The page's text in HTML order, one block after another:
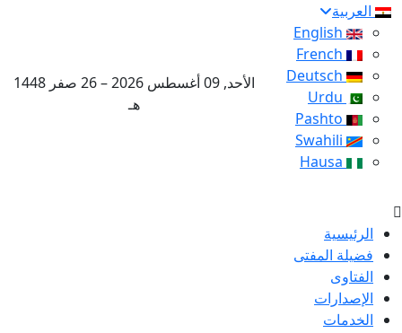
العربية
الأحد, 09 أغسطس 2026 – 26 صفر 1448
هـ
الرئيسية
فضيلة المفتى
الفتاوى
الإصدارات
الخدمات